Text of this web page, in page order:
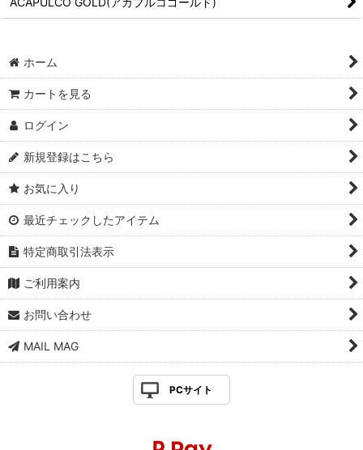
ホーム
カートを見る
ログイン
新規登録はこちら
お気に入り
最近チェックしたアイテム
特定商取引法表示
ご利用案内
お問い合わせ
MAIL MAG
PCサイト